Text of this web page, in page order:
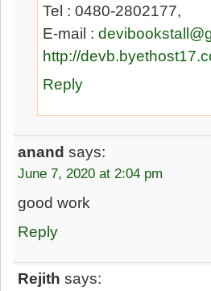
Tel : 0480-2802177,
E-mail :
http://
Reply
anand says:
June 7, 2020 at 2:04 pm
good work
Reply
Rejith says: